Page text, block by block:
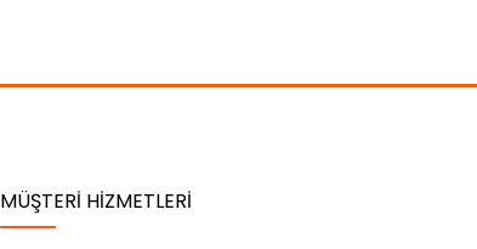
MÜŞTERİ HİZMETLERİ